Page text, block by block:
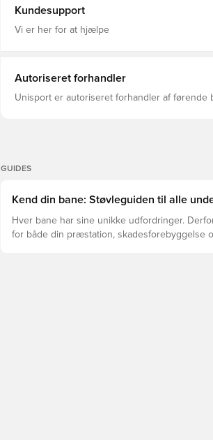
Natale fra Udinese er en af mærkets stærkeste
græsbaner.
Kundesupport
Vi er her for at hjælpe
Autoriseret forhandler
Unisport er autoriseret forhandler af førende
GUIDES
Kend din bane: Støvleguiden til alle
Hver bane har sine unikke udfordringer.
for både din præstation, skadesforebyggelse